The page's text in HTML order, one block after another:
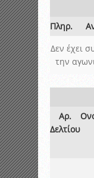
Πληρ.
Δεν έχει
την
Αρ.
Δελτίου